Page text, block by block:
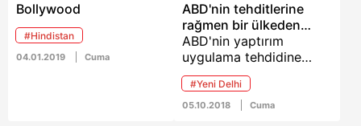
Bollywood
#Hindistan
04.01.2019 Cuma
ABD'nin tehditlerine
rağmen bir ülkeden
daha S-400 imzası!
ABD'nin yaptırım
uygulama tehdidine
rağmen Hindistan yönetimi,
400 hava ve füze
savunma sistemlerinin
#Yeni Delhi
05.10.2018 Cuma